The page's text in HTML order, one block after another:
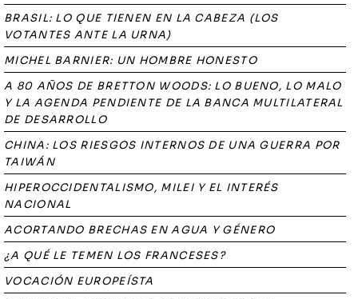
BRASIL: LO QUE TIENEN EN LA CABEZA (LOS
VOTANTES ANTE LA URNA)
MICHEL BARNIER: UN HOMBRE HONESTO
A 80 AÑOS DE BRETTON WOODS: LO BUENO, LO MALO
Y LA AGENDA PENDIENTE DE LA BANCA MULTILATERAL
DE DESARROLLO
CHINA: LOS RIESGOS INTERNOS DE UNA GUERRA POR
TAIWÁN
HIPEROCCIDENTALISMO, MILEI Y EL INTERÉS
NACIONAL
ACORTANDO BRECHAS EN AGUA Y GÉNERO
¿A QUÉ LE TEMEN LOS FRANCESES?
VOCACIÓN EUROPEÍSTA